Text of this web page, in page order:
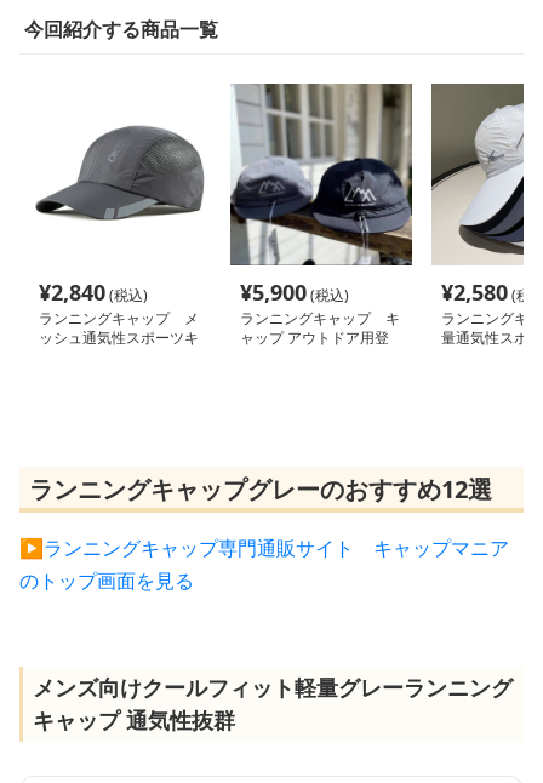
今回紹介する商品一覧
¥2,840(税込)
ランニングキャップ メ
ッシュ通気性スポーツキ
¥5,900(税込)
ランニングキャップ キ
ャップ アウトドア用登
¥2,580(税
ランニングキ
量通気性スポ
ランニングキャップグレーのおすすめ12選
▶︎ランニングキャップ専門通販サイト キャップマニア
のトップ画面を見る
メンズ向けクールフィット軽量グレーランニング
キャップ 通気性抜群